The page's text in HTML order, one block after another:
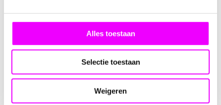
Alles toestaan
Selectie toestaan
Weigeren
Transparant
Exclusief snoepjes en sticker
Wacht niet langer en bestel vandaag nog jouw
Paraplu Snoephouder
(exclusief) en breng een lach op het gezicht van iemand
die je dierbaar is met de grappige sticker